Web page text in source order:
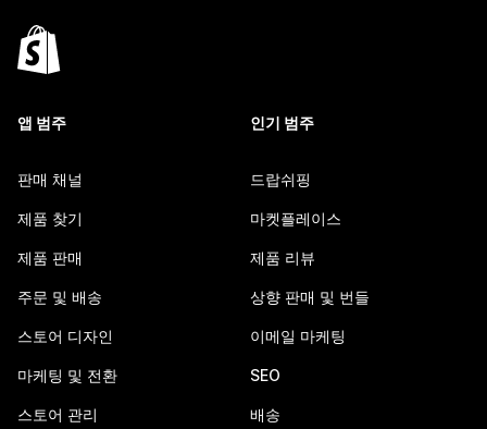
앱 범주
판매 채널
제품 찾기
제품 판매
주문 및 배송
스토어 디자인
마케팅 및 전환
스토어 관리
인기 범주
드랍쉬핑
마켓플레이스
제품 리뷰
상향 판매 및 번들
이메일 마케팅
SEO
배송